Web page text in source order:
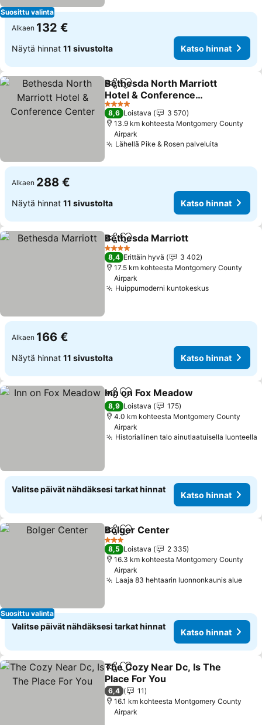
Suosittu valinta
Alkaen 132 €
Näytä hinnat 11 sivustolta Katso hinnat
Jaa Lisää suosikkeihin
Bethesda North Marriott
Hotel & Conference
Center
Katso hinnat
4 Tähtiluokitus
8,6 Loistava
3 570
13.9 km kohteesta Montgomery County
Airpark
Lähellä Pike & Rosen palveluita
Alkaen 288 €
Näytä hinnat 11 sivustolta Katso hinnat
Jaa Lisää suosikkeihin
Bethesda Marriott
4 Tähtiluokitus
8,4 Erittäin hyvä
3 402
17.5 km kohteesta Montgomery County
Airpark
Huippumoderni kuntokeskusKatso
Alkaen 166 €
Näytä hinnat 11 sivustolta Katso hinnat
Jaa Lisää suosikkeihin
Inn on Fox Meadow
8,9 Loistava
175
4.0 km kohteesta Montgomery County
Airpark
Historiallinen talo ainutlaatuisella luonteella
Valitse päivät nähdäksesi tarkat hinnat
Katso hinnat
Suosittu valinta
Jaa Lisää suosikkeihin
Bolger Center
3 Tähtiluokitus
8,5 Loistava
2 335
16.3 km kohteesta Montgomery County
Airpark
Laaja 83 hehtaarin luonnonkaunis alue
Valitse päivät nähdäksesi tarkat hinnat
Katso hinnat
Jaa Lisää suosikkeihin
The Cozy Near Dc, Is The
Place For You
Katso hinnat
6,4
11
16.1 km kohteesta Montgomery County
Airpark